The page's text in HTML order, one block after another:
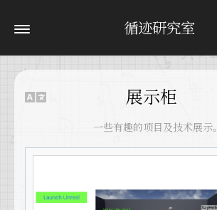
循迹研究室
展示柜
一些有趣的项目及技术展示。